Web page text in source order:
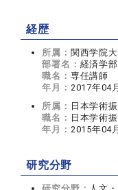
経歴
所属： 関西学院
部署名： 経済学部
職名： 専任講師
年月： 2017年04
所属： 日本学術
職名： 日本学術
年月： 2015年04
研究分野